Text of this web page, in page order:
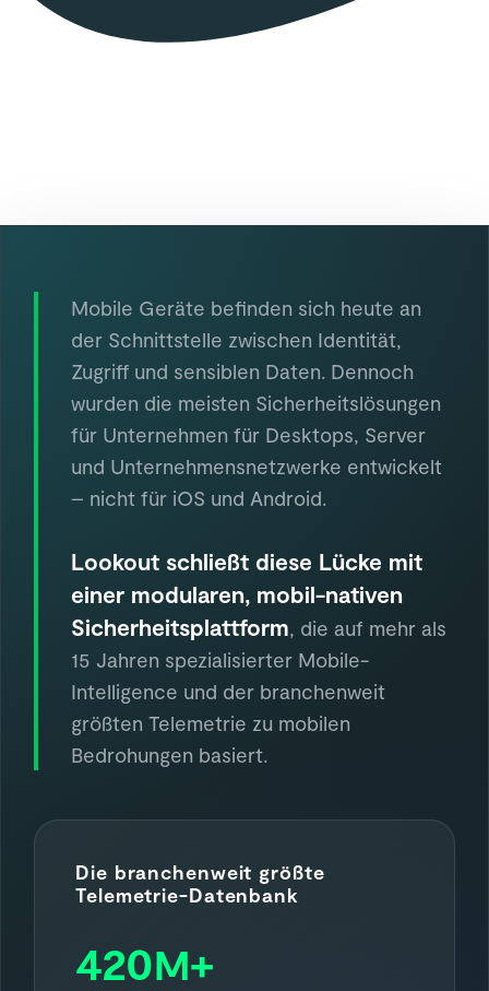
Mobile Geräte befinden sich heute an
der Schnittstelle zwischen Identität,
Zugriff und sensiblen Daten. Dennoch
wurden die meisten Sicherheitslösungen
für Unternehmen für Desktops, Server
und Unternehmensnetzwerke entwickelt
– nicht für iOS und Android.
Lookout schließt diese Lücke mit
einer modularen, mobil-nativen
Sicherheitsplattform, die auf mehr als
15 Jahren spezialisierter Mobile-
Intelligence und der branchenweit
größten Telemetrie zu mobilen
Bedrohungen basiert.
Die branchenweit größte
Telemetrie-Datenbank
420M+